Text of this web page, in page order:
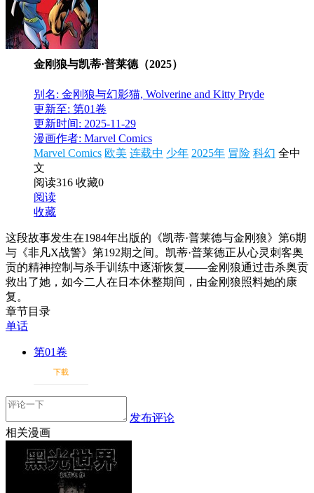
金刚狼与凯蒂·普莱德（2025）
别名: 金刚狼与幻影猫, Wolverine and Kitty Pryde
更新至: 第01卷
更新时间: 2025-11-29
漫画作者: Marvel Comics
Marvel Comics 欧美 连载中 少年 2025年 冒险 科幻 全中
文
阅读316 收藏0
阅读
收藏
这段故事发生在1984年出版的《凯蒂·普莱德与金刚狼》第6期
与《非凡X战警》第192期之间。凯蒂·普莱德正从心灵刺客奥
贡的精神控制与杀手训练中逐渐恢复——金刚狼通过击杀奥贡
救出了她，如今二人在日本休整期间，由金刚狼照料她的康
复。
章节目录
单话
第01卷
下載
发布评论
相关漫画